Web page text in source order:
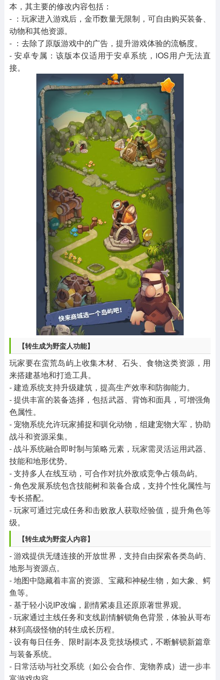
本，其主要的修改内容包括：
- ：玩家进入游戏后，金币数量无限制，可自由购买装备、
动物和其他资源。
- ：去除了原版游戏中的广告，提升游戏体验的流畅度。
- 安卓专属：该版本仅适用于安卓系统，iOS用户无法直
接。
【转生成为野蛮人功能】
玩家要在蛮荒岛屿上收集木材、石头、食物这类资源，用
来搭建基地和打造工具。
- 建造系统支持升级建筑，提高生产效率和防御能力。
- 提供丰富的装备选择，包括武器、背饰和面具，可增强角
色属性。
- 宠物系统允许玩家捕捉和驯化动物，组建宠物大军，协助
战斗和资源采集。
- 战斗系统融合即时制与策略元素，玩家需灵活运用武器、
技能和地形优势。
- 支持多人在线互动，可合作对抗外敌或竞争占领岛屿。
- 角色发展系统包含技能树和装备合成，支持个性化属性与
专长搭配。
- 玩家可通过完成任务和击败敌人获取经验值，提升角色等
级。
【转生成为野蛮人内容】
- 游戏提供无缝连接的开放世界，支持自由探索各类岛屿、
地形与资源点。
- 地图中隐藏着丰富的资源、宝藏和神秘生物，如大象、鳄
鱼等。
- 基于轻小说IP改编，剧情紧凑且还原原著世界观。
- 玩家通过主线任务和支线剧情解锁角色背景，体验从哥布
林到高级怪物的转生成长历程。
- 设有每日任务、限时副本及竞技场模式，不断解锁新篇章
与装备系统。
- 日常活动与社交系统（如公会合作、宠物养成）进一步丰